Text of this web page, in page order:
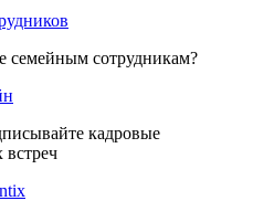
семейным сотрудникам?
кадровые
встреч